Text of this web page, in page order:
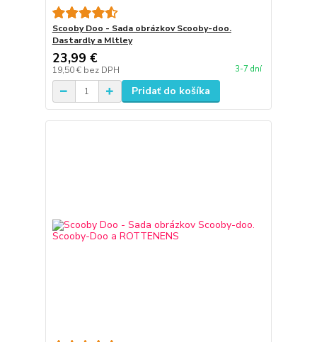
Scooby Doo - Sada obrázkov Scooby-doo.
Dastardly a Mltley
23,99 €
19,50 € bez DPH 3-7 dní
Pridať do košíka